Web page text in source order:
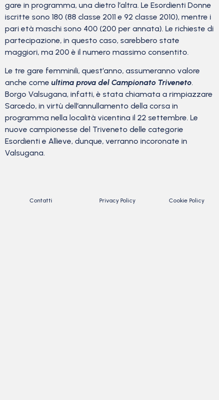
gare in programma, una dietro l’altra. Le Esordienti Donne
iscritte sono 180 (88 classe 2011 e 92 classe 2010), mentre i
pari età maschi sono 400 (200 per annata). Le richieste di
partecipazione, in questo caso, sarebbero state
maggiori, ma 200 è il numero massimo consentito.
Le tre gare femminili, quest’anno, assumeranno valore
anche come ultima prova del Campionato Triveneto.
Borgo Valsugana, infatti, è stata chiamata a rimpiazzare
Sarcedo, in virtù dell’annullamento della corsa in
programma nella località vicentina il 22 settembre. Le
nuove campionesse del Triveneto delle categorie
Esordienti e Allieve, dunque, verranno incoronate in
Valsugana.
Contatti Privacy Policy Cookie Policy